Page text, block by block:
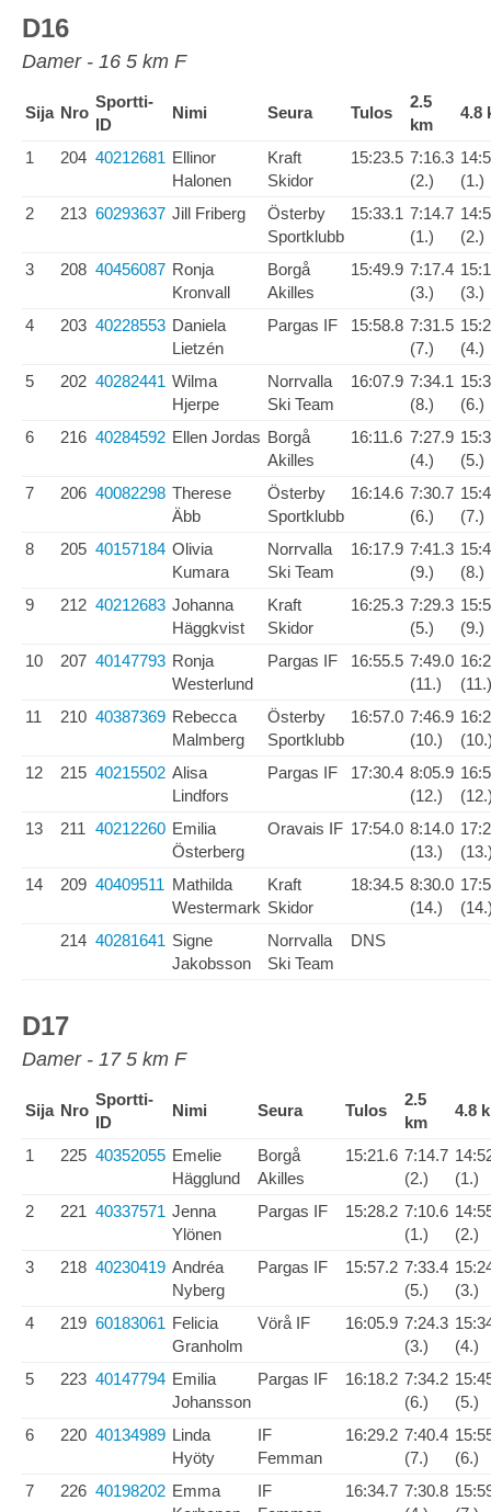
D16
Damer - 16 5 km F
Sija Nro
Sportti-
ID
Nimi Seura Tulos
2.5
km
4.8
1 204 40212681 Ellinor
Halonen
Kraft
Skidor
15:23.5 7:16.3
(2.)
(1.)
2
213 60293637 Jill Friberg
Österby
Sportklubb
15:33.1 7:14.7
(1.)
(2.)
3
208 40456087 Ronja
Kronvall
Borgå
Akilles
15:49.9 7:17.4
(3.)
(3.)
4
203 40228553 Daniela
Lietzén
Pargas IF 15:58.8 7:31.5
(7.)
(4.)
5
202 40282441 Wilma
Hjerpe
Norrvalla
Ski Team
16:07.9 7:34.1
(8.)
(6.)
6
216 40284592 Ellen Jordas Borgå
Akilles
16:11.6 7:27.9
(4.)
(5.)
7
206 40082298 Therese
Äbb
Österby
Sportklubb
16:14.6 7:30.7
(6.)
(7.)
8
205 40157184 Olivia
Kumara
Norrvalla
Ski Team
16:17.9 7:41.3
(9.)
(8.)
9
212 40212683 Johanna
Häggkvist
Kraft
Skidor
16:25.3 7:29.3
(5.)
(9.)
10
207 40147793 Ronja
Westerlund
Pargas IF 16:55.5 7:49.0
(11.)
(11.)
11
210 40387369 Rebecca
Malmberg
Österby
Sportklubb
16:57.0 7:46.9
(10.)
12
215 40215502 Alisa
Lindfors
Pargas IF 17:30.4 8:05.9
(12.)
13
211 40212260 Emilia
Österberg
Oravais IF 17:54.0 8:14.0
(13.)
14
209 40409511 Mathilda
Westermark
Kraft
Skidor
18:34.5 8:30.0
(14.)
214 40281641 Signe
Jakobsson
Norrvalla
Ski Team
DNS
D17
Damer - 17 5 km F
Sija Nro
Sportti-
ID
Nimi Seura Tulos
2.5
km
4.8
1 225 40352055 Emelie
Hägglund
Borgå
Akilles
15:21.6 7:14.7
(2.)
(1.)
2
221 40337571 Jenna
Ylönen
Pargas IF 15:28.2 7:10.6
(1.)
(2.)
3
218 40230419 Andréa
Nyberg
Pargas IF 15:57.2 7:33.4
(5.)
(3.)
4
219 60183061 Felicia
Granholm
Vörå IF 16:05.9 7:24.3
(3.)
(4.)
5
223 40147794 Emilia
Johansson
Pargas IF 16:18.2 7:34.2
(6.)
(5.)
6
220 40134989 Linda
Hyöty
IF
Femman
16:29.2 7:40.4
(7.)
(6.)
7
226 40198202 Emma
IF
16:34.7 7:30.8